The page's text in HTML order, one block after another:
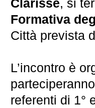
Clarisse, si
Formativa
Città prevista
L’incontro è
referenti di 1°